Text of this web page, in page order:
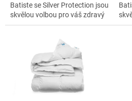
Batiste se Silver Protection jsou
skvělou volbou pro váš zdravý
spánek, i pokud se obáváte